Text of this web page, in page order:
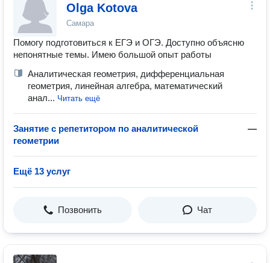
Olga Kotova
Самара
Помогу подготовиться к ЕГЭ и ОГЭ. Доступно объясню
непонятные темы. Имею большой опыт работы
Аналитическая геометрия, дифференциальная
геометрия, линейная алгебра, математический
анал... Читать ещё
Занятие с репетитором по аналитической
геометрии
—
Ещё 13 услуг
Позвонить Чат